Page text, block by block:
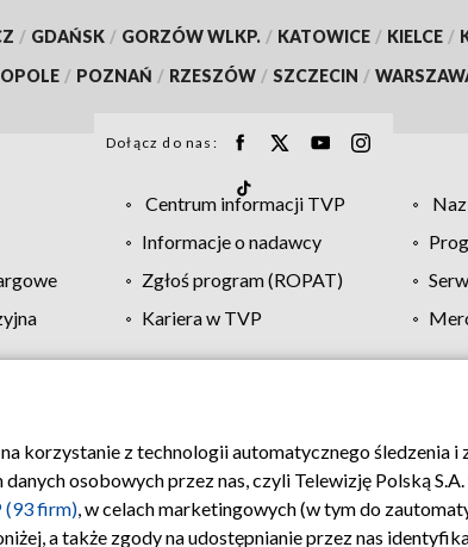
/ GDAŃSK / GORZÓW WLKP. / KATOWICE / KIELCE /
OPOLE / POZNAŃ / RZESZÓW / SZCZECIN /
Dołącz do nas:
Centrum informacji TVP
Informacje o nadawcy
Zgłoś program (ROPAT)
Kariera w TVP
prywatności Moje zgody Pomoc
korzystanie z technologii automatycznego śledzenia
osobowych przez nas, czyli Telewizję Polską
(93 firm), w celach marketingowych (w tym do
a także zgody na udostępnianie przez nas